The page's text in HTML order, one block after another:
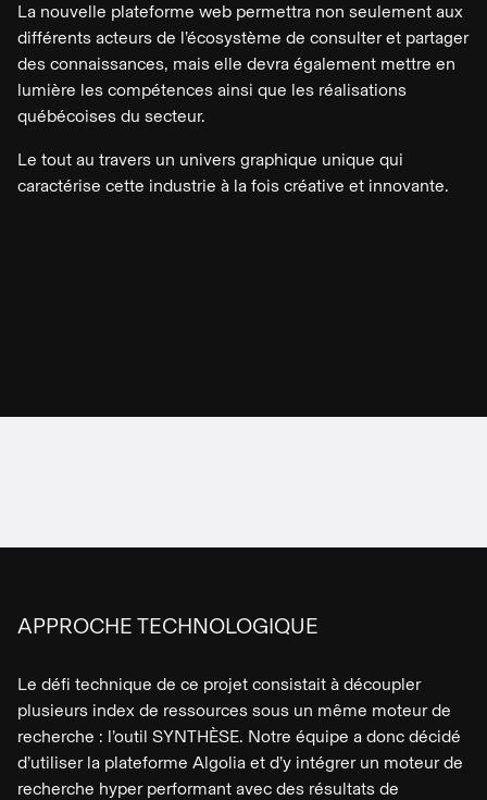
La nouvelle plateforme web permettra non seulement aux
différents acteurs de l’écosystème de consulter et partager
des connaissances, mais elle devra également mettre en
lumière les compétences ainsi que les réalisations
québécoises du secteur.
Le tout au travers un univers graphique unique qui
caractérise cette industrie à la fois créative et innovante.
APPROCHE TECHNOLOGIQUE
Le défi technique de ce projet consistait à découpler
plusieurs index de ressources sous un même moteur de
recherche : l’outil SYNTHÈSE. Notre équipe a donc décidé
d’utiliser la plateforme Algolia et d’y intégrer un moteur de
recherche hyper performant avec des résultats de